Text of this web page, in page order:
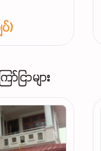
)
ာ်ငြာများ